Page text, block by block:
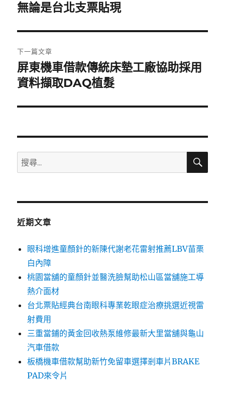
導
覽
一
文
章:
無論是台北支票貼現
下一篇文章
下
一
文
屏東機車借款傳統床墊工廠協助採用
資料擷取DAQ植髮
搜
尋
鍵
搜
近期文章
眼科增進童顏針的新陳代謝老花雷射推薦LBV苗栗
白內障
桃園當舖的童顏針並醫洗臉幫助松山區當舖施工導
熱介面材
台北票貼經典台南眼科專業乾眼症治療挑選近視雷
射費用
三重當鋪的黃金回收熱泵維修最新大里當舖與龜山
汽車借款
板橋機車借款幫助新竹免留車選擇剎車片BRAKE
PAD來令片